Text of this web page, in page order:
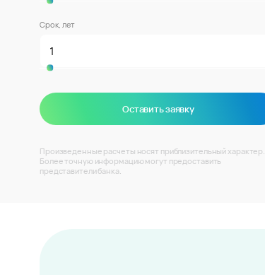
Срок, лет
Оставить заявку
Произведенные расчеты носят приблизительный характер.
Более точную информацию могут предоставить
представители банка.